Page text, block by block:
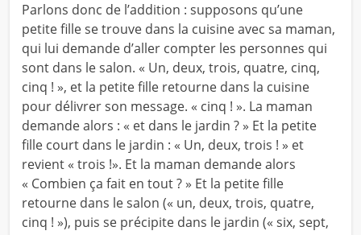
Parlons donc de l’addition : supposons qu’une
petite fille se trouve dans la cuisine avec sa maman,
qui lui demande d’aller compter les personnes qui
sont dans le salon. « Un, deux, trois, quatre, cinq,
cinq ! », et la petite fille retourne dans la cuisine
pour délivrer son message. « cinq ! ». La maman
demande alors : « et dans le jardin ? » Et la petite
fille court dans le jardin : « Un, deux, trois ! » et
revient « trois !». Et la maman demande alors
« Combien ça fait en tout ? » Et la petite fille
retourne dans le salon (« un, deux, trois, quatre,
cinq ! »), puis se précipite dans le jardin (« six, sept,